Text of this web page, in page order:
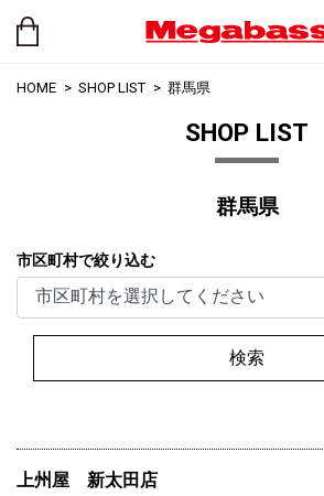
HOME SHOP LIST 群馬県
SHOP LIST
群馬県
市区町村で絞り込む
検索
上州屋 新太田店